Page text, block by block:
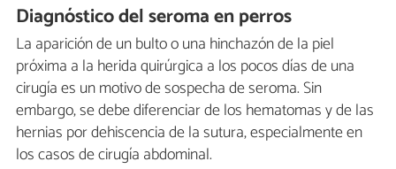
Diagnóstico del seroma en perros
La aparición de un bulto o una hinchazón de la piel
próxima a la herida quirúrgica a los pocos días de una
cirugía es un motivo de sospecha de seroma. Sin
embargo, se debe diferenciar de los hematomas y de las
hernias por dehiscencia de la sutura, especialmente en
los casos de cirugía abdominal.